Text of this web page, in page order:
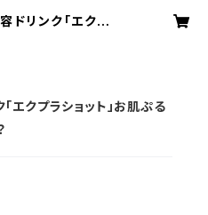
ドリンク「エクプラ
エクプラショット」お肌ぷる